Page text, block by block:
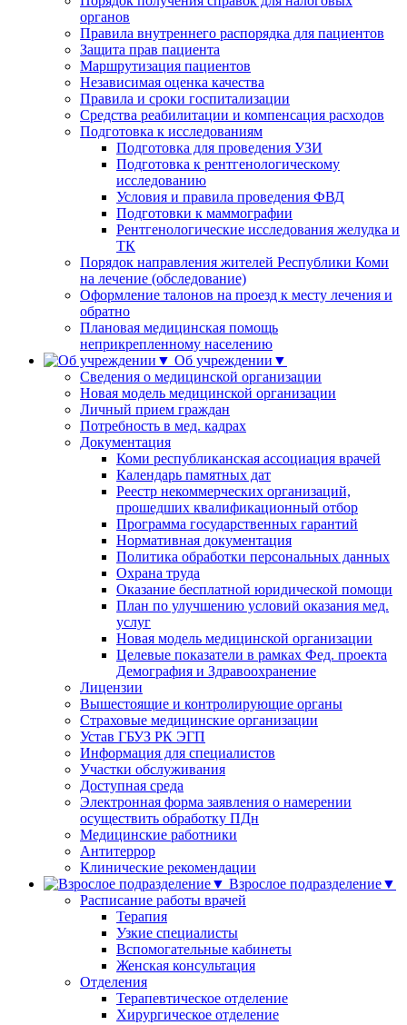
органов
Правила внутреннего распорядка для пациентов
Защита прав пациента
Маршрутизация пациентов
Независимая оценка качества
Правила и сроки госпитализации
Средства реабилитации и компенсация расходов
Подготовка к исследованиям
Подготовка для проведения УЗИ
Подготовка к рентгенологическому
исследованию
Условия и правила проведения ФВД
Подготовки к маммографии
Рентгенологические исследования желудка и
ТК
Порядок направления жителей Республики Коми
на лечение (обследование)
Оформление талонов на проезд к месту лечения и
обратно
Плановая медицинская помощь
неприкрепленному населению
Об учреждении▼
Сведения о медицинской организации
Новая модель медицинской организации
Личный прием граждан
Потребность в мед. кадрах
Документация
Коми республиканская ассоциация врачей
Календарь памятных дат
Реестр некоммерческих организаций,
прошедших квалификационный отбор
Программа государственных гарантий
Нормативная документация
Политика обработки персональных данных
Охрана труда
Оказание бесплатной юридической помощи
План по улучшению условий оказания мед.
услуг
Новая модель медицинской организации
Целевые показатели в рамках Фед. проекта
Демография и Здравоохранение
Лицензии
Вышестоящие и контролирующие органы
Страховые медицинские организации
Устав ГБУЗ РК ЭГП
Информация для специалистов
Участки обслуживания
Доступная среда
Электронная форма заявления о намерении
осуществить обработку ПДн
Медицинские работники
Антитеррор
Клинические рекомендации
Взрослое подразделение▼
Расписание работы врачей
Терапия
Узкие специалисты
Вспомогательные кабинеты
Женская консультация
Отделения
Терапевтическое отделение
Хирургическое отделение